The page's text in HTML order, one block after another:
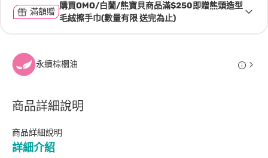
滿額贈
購買OMO/白蘭/熊寶貝商品滿$250即贈熊頭造型
毛絨擦手巾(數量有限 送完為止)
永續棕櫚油
商品詳細說明
商品詳細說明
詳細介紹